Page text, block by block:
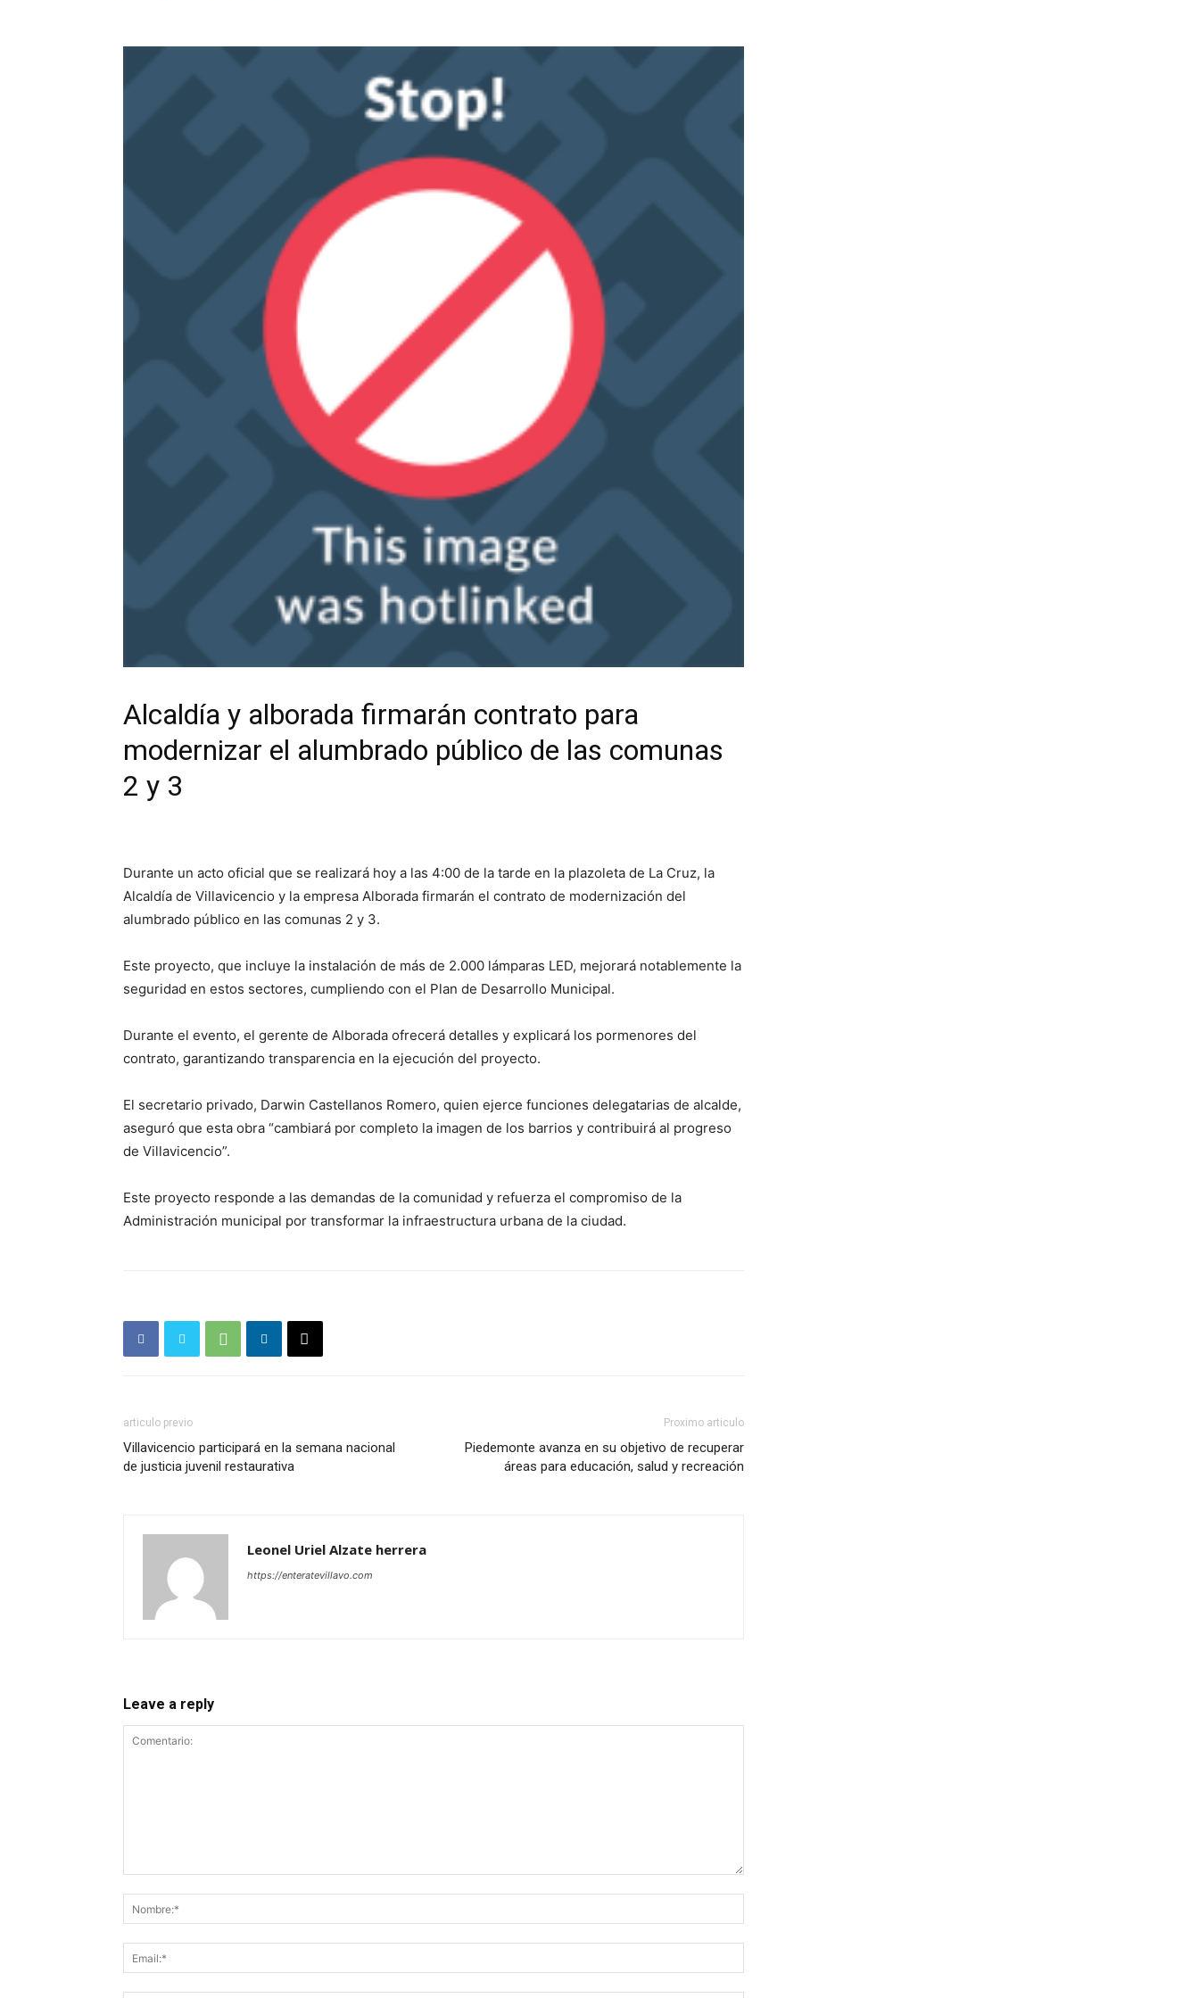
Alcaldía y alborada firmarán contrato para
modernizar el alumbrado público de las comunas
2 y 3
Durante un acto oficial que se realizará hoy a las 4:00 de la tarde en la plazoleta de La Cruz, la
Alcaldía de Villavicencio y la empresa Alborada firmarán el contrato de modernización del
alumbrado público en las comunas 2 y 3.
Este proyecto, que incluye la instalación de más de 2.000 lámparas LED, mejorará notablemente la
seguridad en estos sectores, cumpliendo con el Plan de Desarrollo Municipal.
Durante el evento, el gerente de Alborada ofrecerá detalles y explicará los pormenores del
contrato, garantizando transparencia en la ejecución del proyecto.
El secretario privado, Darwin Castellanos Romero, quien ejerce funciones delegatarias de alcalde,
aseguró que esta obra “cambiará por completo la imagen de los barrios y contribuirá al progreso
de Villavicencio”.
Este proyecto responde a las demandas de la comunidad y refuerza el compromiso de la
Administración municipal por transformar la infraestructura urbana de la ciudad.
articulo previo
Villavicencio participará en la semana nacional
de justicia juvenil restaurativa
Proximo articulo
Piedemonte avanza en su objetivo de recuperar
áreas para educación, salud y recreación
Leonel Uriel Alzate herrera
https://enteratevillavo.com
Leave a reply